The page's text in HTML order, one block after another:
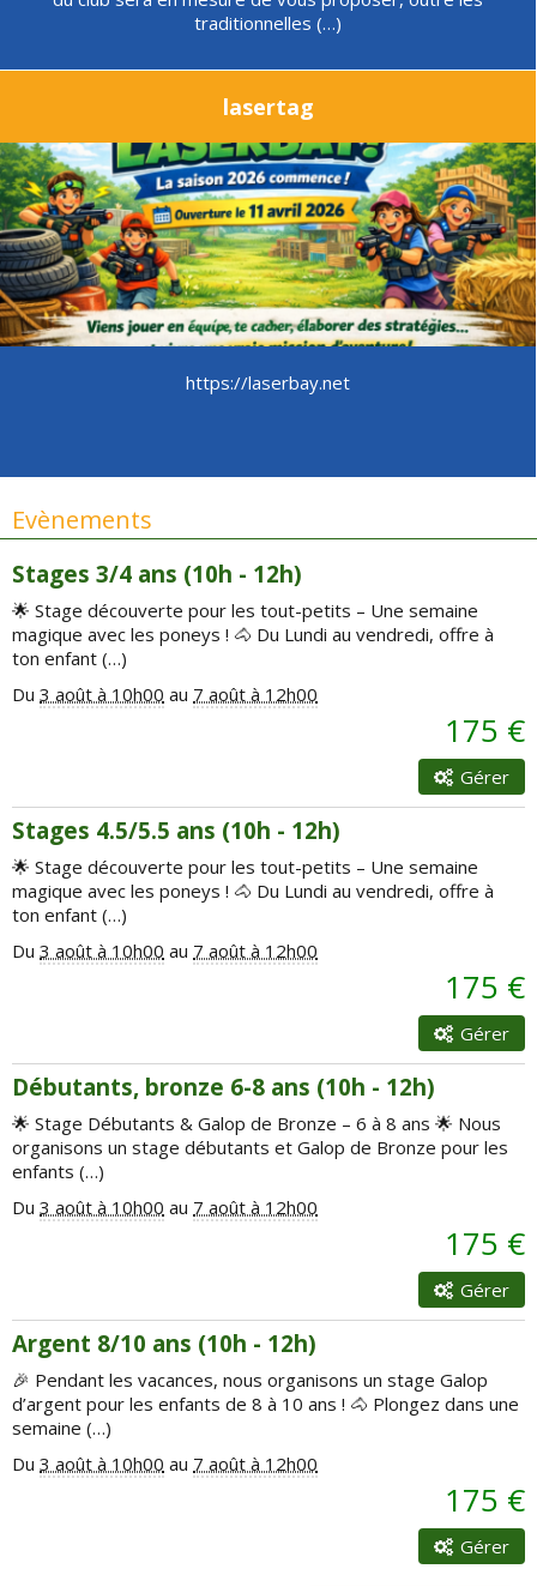
traditionnelles (…)
lasertag
https://laserbay.net
Evènements
Stages 3/4 ans (10h - 12h)
🌟 Stage découverte pour les tout-petits – Une semaine
magique avec les poneys ! 🐴 Du Lundi au vendredi, offre à
ton enfant (…)
Du 3 août à 10h00 au 7 août à 12h00
175 €
Gérer
Stages 4.5/5.5 ans (10h - 12h)
🌟 Stage découverte pour les tout-petits – Une semaine
magique avec les poneys ! 🐴 Du Lundi au vendredi, offre à
ton enfant (…)
Du 3 août à 10h00 au 7 août à 12h00
175 €
Gérer
Débutants, bronze 6-8 ans (10h - 12h)
🌟 Stage Débutants & Galop de Bronze – 6 à 8 ans 🌟 Nous
organisons un stage débutants et Galop de Bronze pour les
enfants (…)
Du 3 août à 10h00 au 7 août à 12h00
175 €
Gérer
Argent 8/10 ans (10h - 12h)
🎉 Pendant les vacances, nous organisons un stage Galop
d’argent pour les enfants de 8 à 10 ans ! 🐴 Plongez dans une
semaine (…)
Du 3 août à 10h00 au 7 août à 12h00
175 €
Gérer